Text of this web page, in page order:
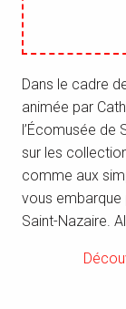
Dans le cadre
animée par
l’Écomusée de
sur les
comme aux
vous embarque
Saint-Nazaire.